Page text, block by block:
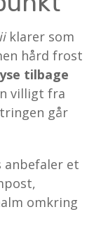
klarer som
hård frost
tilbage
villigt fra
går
anbefaler et
omkring